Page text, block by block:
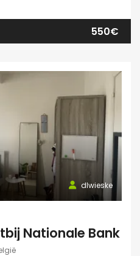
550€
dlwieske
Nationale Bank